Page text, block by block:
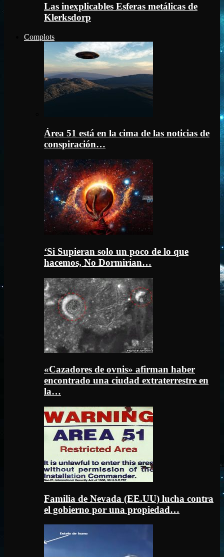
Las inexplicables Esferas metálicas de
Klerksdorp
Complots
Área 51 está en la cima de las noticias de
conspiración…
‘Si Supieran solo un poco de lo que
hacemos, No Dormirían…
«Cazadores de ovnis» afirman haber
encontrado una ciudad extraterrestre en
la…
Familia de Nevada (EE.UU) lucha contra
el gobierno por una propiedad…